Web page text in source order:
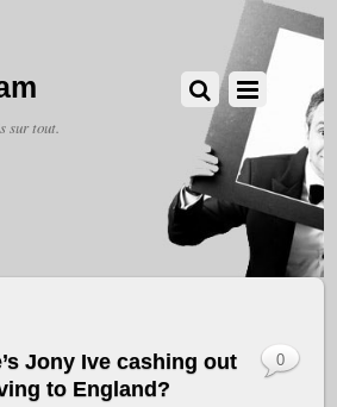
sur tout.
Jony Ive cashing out
to England?
0